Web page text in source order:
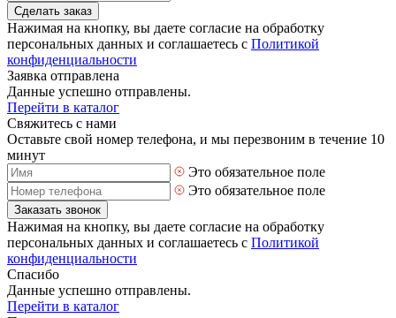
Сделать заказ
Нажимая на кнопку, вы даете согласие на обработку
персональных данных и соглашаетесь с Политикой
конфиденциальности
Заявка отправлена
Данные успешно отправлены.
Перейти в каталог
Свяжитесь с нами
Оставьте свой номер телефона, и мы перезвоним в течение 10
минут
Это обязательное поле
Это обязательное поле
Заказать звонок
Нажимая на кнопку, вы даете согласие на обработку
персональных данных и соглашаетесь с Политикой
конфиденциальности
Спасибо
Данные успешно отправлены.
Перейти в каталог